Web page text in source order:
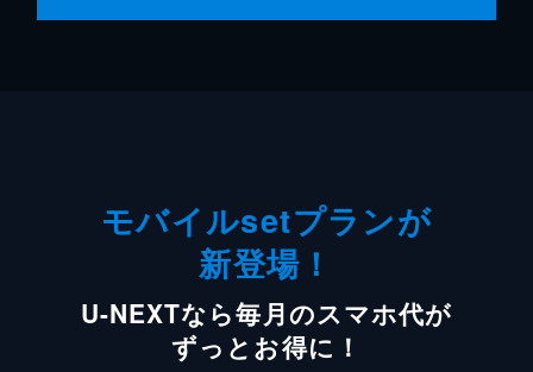
モバイルsetプランが
新登場！
U-NEXTなら毎月のスマホ代が
ずっとお得に！